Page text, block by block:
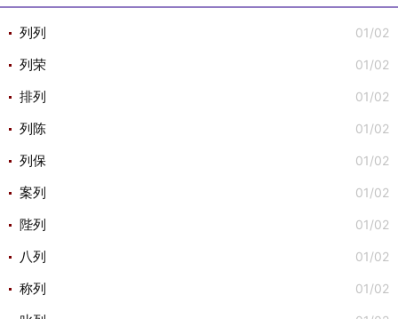
01/02
列列
01/02
列荣
01/02
排列
01/02
列陈
01/02
列保
01/02
案列
01/02
陛列
01/02
八列
01/02
称列